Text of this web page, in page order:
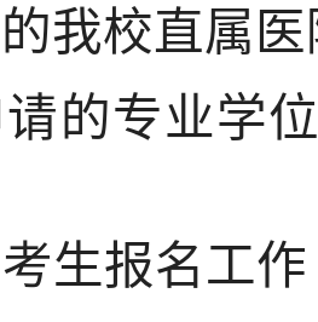
我校直属
请的专业学
生报名工作